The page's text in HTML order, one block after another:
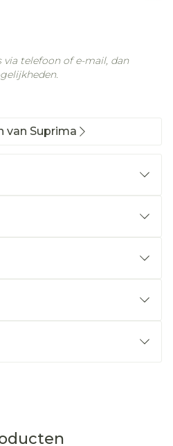
telefoon of e-mail, dan
van Suprima